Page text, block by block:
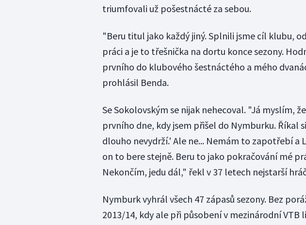
triumfovali už pošestnácté za sebou.
"Beru titul jako každý jiný. Splnili jsme cíl klubu,
práci a je to třešnička na dortu konce sezony.
prvního do klubového šestnáctého a mého
prohlásil Benda.
Se Sokolovským se nijak nehecoval. "Já myslím,
prvního dne, kdy jsem přišel do Nymburku. Říkal
dlouho nevydrží.' Ale ne... Nemám to zapotřebí a
on to bere stejně. Beru to jako pokračování mé
Nekončím, jedu dál," řekl v 37 letech nejstarší
Nymburk vyhrál všech 47 zápasů sezony. Bez
2013/14, kdy ale při působení v mezinárodní VTB